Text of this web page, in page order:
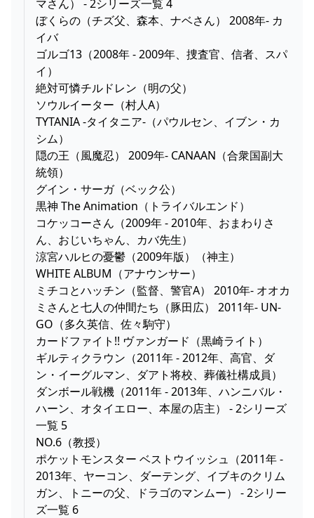
マさん） - 2シリーズ一覧 4
ぼくらの（チズ父、森本、ナベさん） 2008年- カ
イバ
ゴルゴ13（2008年 - 2009年、捜査官、信者、スパ
イ）
絶対可憐チルドレン（明の父）
ソウルイーター（村人A）
TYTANIA -タイタニア-（パウルセン、イブン・カ
シム）
隠の王（風魔忍） 2009年- CANAAN（合衆国副大
統領）
グイン・サーガ（ベック公）
黒神 The Animation（トライバルエンド）
コケッコーさん（2009年 - 2010年、おまわりさ
ん、おじいちゃん、カバ先生）
涼宮ハルヒの憂鬱（2009年版）（神主）
WHITE ALBUM（アナウンサー）
ミチコとハッチン（監督、警官A） 2010年- オオカ
ミさんと七人の仲間たち（豚田広） 2011年- UN-
GO（多久英信、佐々駒守）
カードファイト!! ヴァンガード（黒崎ライト）
ギルティクラウン（2011年 - 2012年、高官、ダ
ン・イーグルマン、ダアト将校、葬儀社構成員）
ダンボール戦機（2011年 - 2013年、ハンニバル・
ハーン、オタイエロー、本屋の店主） - 2シリーズ
一覧 5
NO.6（教授）
ポケットモンスター ベストウイッシュ（2011年 -
2013年、ヤーコン、ダーテング、イブキのクリム
ガン、トニーの父、ドラゴのマンムー） - 2シリー
ズ一覧 6